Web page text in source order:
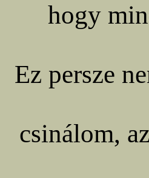
hogy
Ez persze
csinálom,